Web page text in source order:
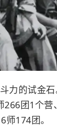
力的试金
团1个
174团。